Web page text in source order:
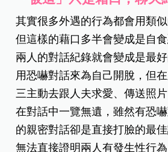
其實很多外遇的行為都會用類
但這樣的藉口多半會變成是自
兩人的對話紀錄就會變成是最
用恐嚇對話來為自己開脫，但
三主動去跟人夫求愛、傳送照
在對話中一覽無遺，雖然有恐
的親密對話卻是直接打臉的最
無法直接證明兩人有發生性行